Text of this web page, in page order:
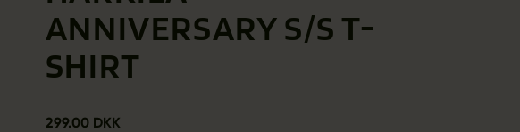
ANNIVERSARY S/S T-
SHIRT
299.00 DKK